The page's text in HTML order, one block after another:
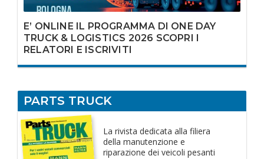
E’ ONLINE IL PROGRAMMA DI ONE DAY
TRUCK & LOGISTICS 2026 SCOPRI I
RELATORI E ISCRIVITI
PARTS TRUCK
La rivista dedicata alla filiera
della manutenzione e
riparazione dei veicoli pesanti